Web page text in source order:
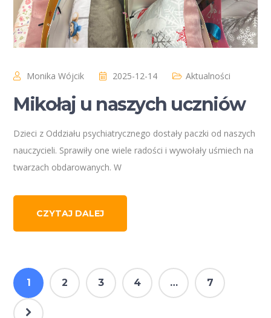
Monika Wójcik 2025-12-14 Aktualności
Mikołaj u naszych uczniów
Dzieci z Oddziału psychiatrycznego dostały paczki od naszych
nauczycieli. Sprawiły one wiele radości i wywołały uśmiech na
twarzach obdarowanych. W
CZYTAJ DALEJ
1 2 3 4 … 7